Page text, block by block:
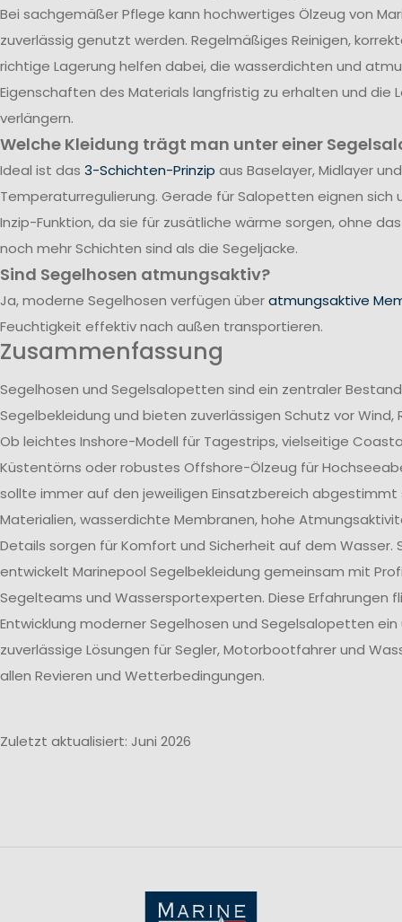
Bei sachgemäßer Pflege kann hochwertiges Ölzeug von
zuverlässig genutzt werden. Regelmäßiges Reinigen,
richtige Lagerung helfen dabei, die wasserdichten und
Eigenschaften des Materials langfristig zu erhalten und die
verlängern.
Welche Kleidung trägt man unter einer
Ideal ist das 3-Schichten-Prinzip aus Baselayer, Midlayer
Temperaturregulierung. Gerade für Salopetten eignen sich
Inzip-Funktion, da sie für zusätliche wärme sorgen, ohne
noch mehr Schichten sind als die Segeljacke.
Sind Segelhosen atmungsaktiv?
Ja, moderne Segelhosen verfügen überatmungsaktive
Feuchtigkeit effektiv nach außen transportieren.
Zusammenfassung
Segelhosen und Segelsalopetten sind ein zentraler
Segelbekleidung und bieten zuverlässigen Schutz vor Wind,
Ob leichtes Inshore-Modell für Tagestrips, vielseitige
Küstentörns oder robustes Offshore-Ölzeug für
sollte immer auf den jeweiligen Einsatzbereich abgestimmt
Materialien, wasserdichte Membranen, hohe
Details sorgen für Komfort und Sicherheit auf dem Wasser.
entwickelt Marinepool Segelbekleidung gemeinsam mit
Segelteams und Wassersportexperten. Diese Erfahrungen
Entwicklung moderner Segelhosen und Segelsalopetten
zuverlässige Lösungen für Segler, Motorbootfahrer und
allen Revieren und Wetterbedingungen.
Zuletzt aktualisiert: Juni 2026